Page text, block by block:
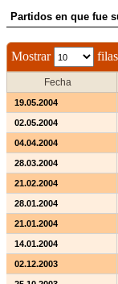
Partidos en que fue
Mostrar filas
Fecha
19.05.2004
02.05.2004
04.04.2004
28.03.2004
21.02.2004
28.01.2004
21.01.2004
14.01.2004
02.12.2003